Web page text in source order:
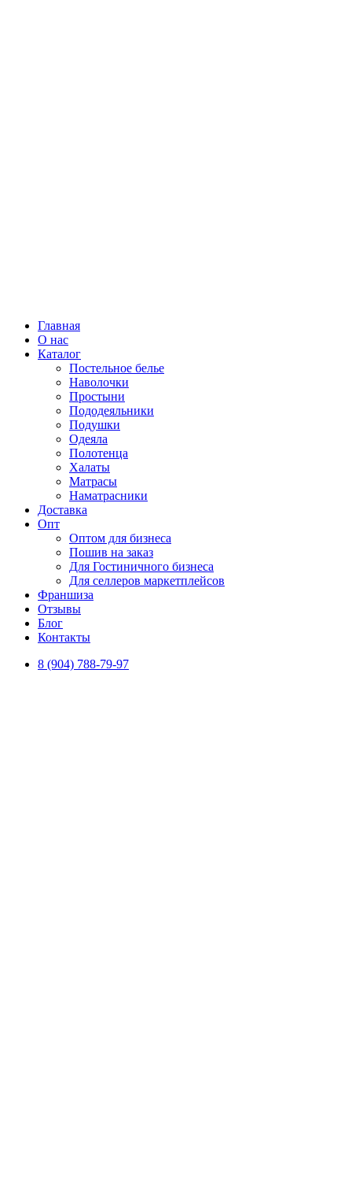
Главная
О нас
Каталог
Постельное белье
Наволочки
Простыни
Пододеяльники
Подушки
Одеяла
Полотенца
Халаты
Матрасы
Наматрасники
Доставка
Опт
Оптом для бизнеса
Пошив на заказ
Для Гостиничного бизнеса
Для селлеров маркетплейсов
Франшиза
Отзывы
Блог
Контакты
8 (904) 788-79-97